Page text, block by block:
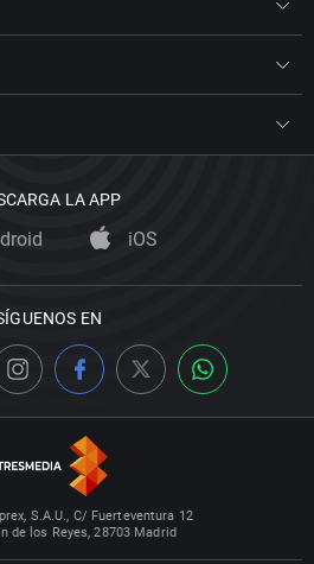
LA APP
iOS
EN
S.A.U., C/ Fuerteventura 12
de los Reyes, 28703 Madrid